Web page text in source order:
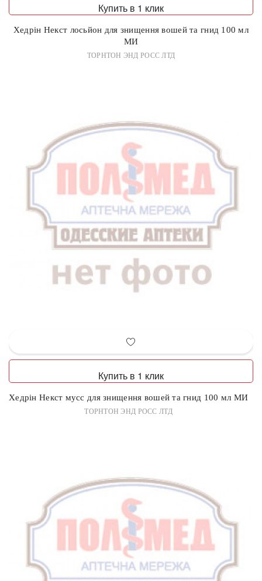
Купить в 1 клик
Хедрін Некст лосьйон для знищення вошей та гнид 100 мл
МИ
ТОРНТОН ЭНД РОСС ЛТД
Купить в 1 клик
Хедрін Некст мусс для знищення вошей та гнид 100 мл МИ
ТОРНТОН ЭНД РОСС ЛТД